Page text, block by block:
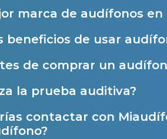
marca de audífonos en
beneficios de usar
de comprar un
la prueba auditiva?
contactar con
La Mancha
Rioja